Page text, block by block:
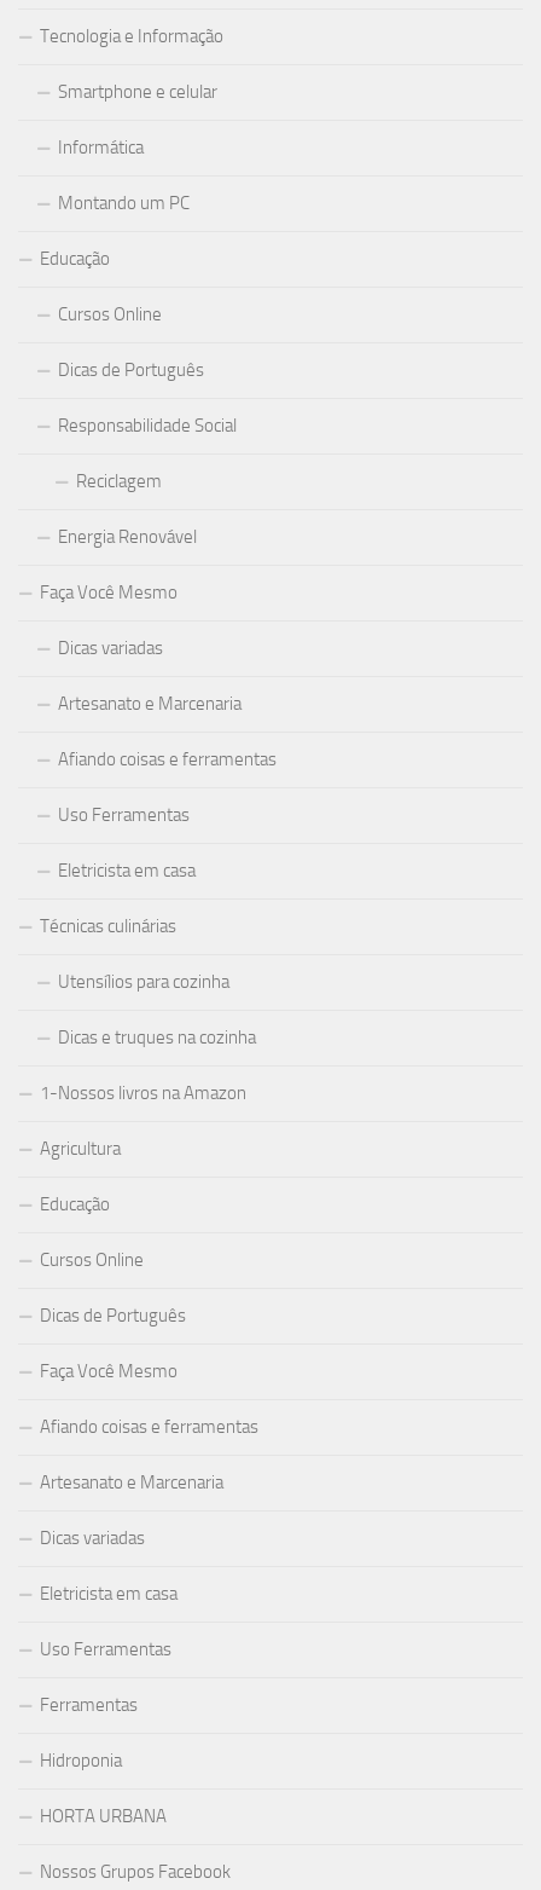
Tecnologia e Informação
Smartphone e celular
Informática
Montando um PC
Educação
Cursos Online
Dicas de Português
Responsabilidade Social
Reciclagem
Energia Renovável
Faça Você Mesmo
Dicas variadas
Artesanato e Marcenaria
Afiando coisas e ferramentas
Uso Ferramentas
Eletricista em casa
Técnicas culinárias
Utensílios para cozinha
Dicas e truques na cozinha
1-Nossos livros na Amazon
Agricultura
Educação
Cursos Online
Dicas de Português
Faça Você Mesmo
Afiando coisas e ferramentas
Artesanato e Marcenaria
Dicas variadas
Eletricista em casa
Uso Ferramentas
Ferramentas
Hidroponia
HORTA URBANA
Nossos Grupos Facebook